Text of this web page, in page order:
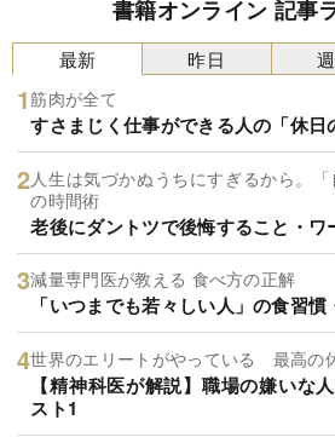
書籍オンライン 記事
最新
筋肉が全て
すさまじく仕事ができる人の「休日
人生は気づかぬうちにすぎるから。
の時間術
老後にダントツで後悔すること・ワ
減量専門医が教える 食べ方の正解
「いつまでも若々しい人」の食習慣
世界のエリートがやっている 最高の
【精神科医が解説】職場の嫌いな
スト1
昨日